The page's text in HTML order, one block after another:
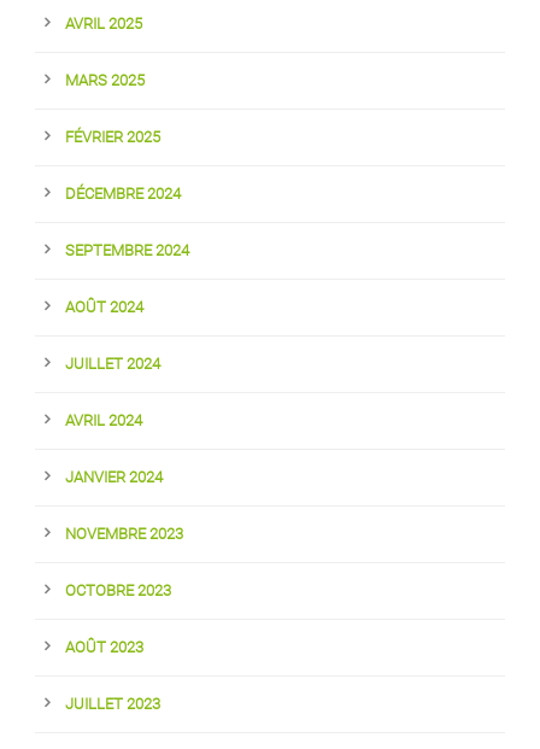
AVRIL 2025
MARS 2025
FÉVRIER 2025
DÉCEMBRE 2024
SEPTEMBRE 2024
AOÛT 2024
JUILLET 2024
AVRIL 2024
JANVIER 2024
NOVEMBRE 2023
OCTOBRE 2023
AOÛT 2023
JUILLET 2023